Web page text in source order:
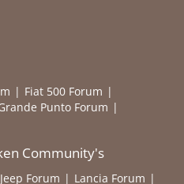
Fiat 500 Forum
Punto Forum
Community's
Jeep Forum Lancia Forum